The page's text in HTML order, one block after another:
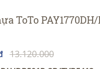
ToTo
13.120.000